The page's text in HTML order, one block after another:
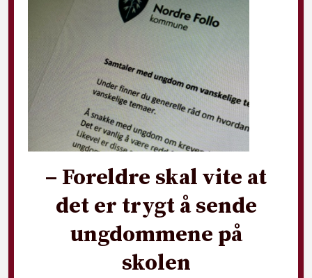
– Foreldre skal vite at
det er trygt å sende
ungdommene på
skolen